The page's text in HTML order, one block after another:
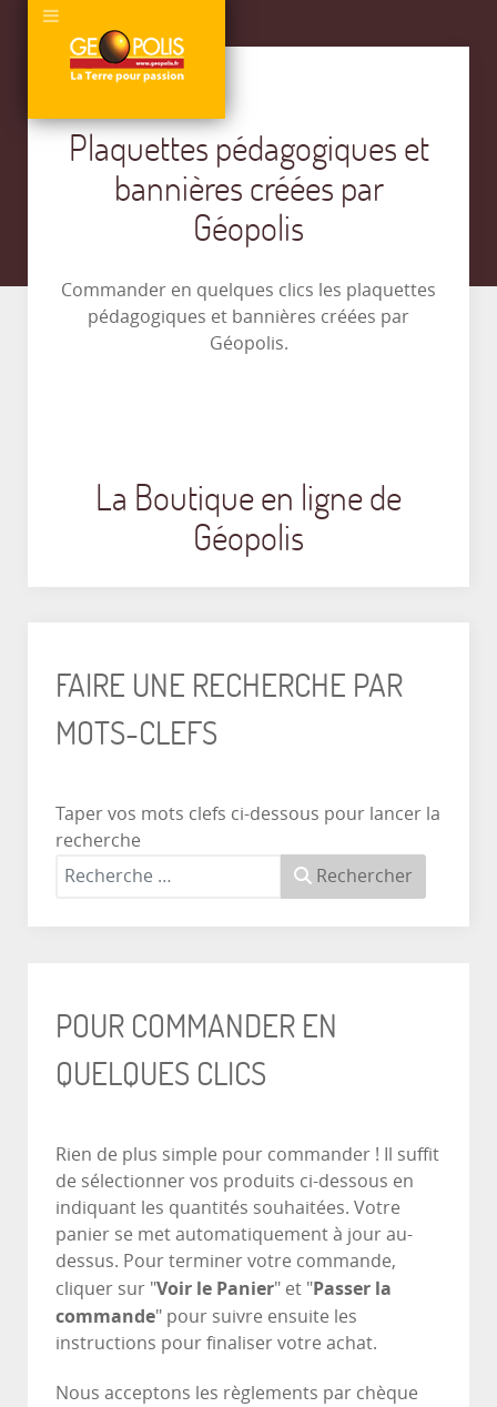
Plaquettes pédagogiques et
bannières créées par
Géopolis
Commander en quelques clics les plaquettes
pédagogiques et bannières créées par
Géopolis.
La Boutique en ligne de
Géopolis
FAIRE UNE RECHERCHE PAR
MOTS-CLEFS
Taper vos mots clefs ci-dessous pour lancer la
recherche
Rechercher
POUR COMMANDER EN
QUELQUES CLICS
Rien de plus simple pour commander ! Il suffit
de sélectionner vos produits ci-dessous en
indiquant les quantités souhaitées. Votre
panier se met automatiquement à jour au-
dessus. Pour terminer votre commande,
cliquer sur "Voir le Panier" et "Passer la
commande" pour suivre ensuite les
instructions pour finaliser votre achat.
Nous acceptons les règlements par chèque